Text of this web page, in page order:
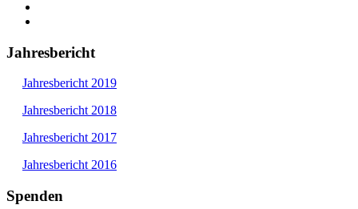
Jahresbericht
Jahresbericht 2019
Jahresbericht 2018
Jahresbericht 2017
Jahresbericht 2016
Spenden